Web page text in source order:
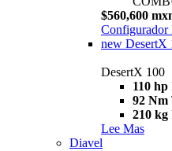
$560,600
Configurador
new DesertX
DesertX 100
110 hp
92 Nm
210 kg
Lee Mas
Diavel